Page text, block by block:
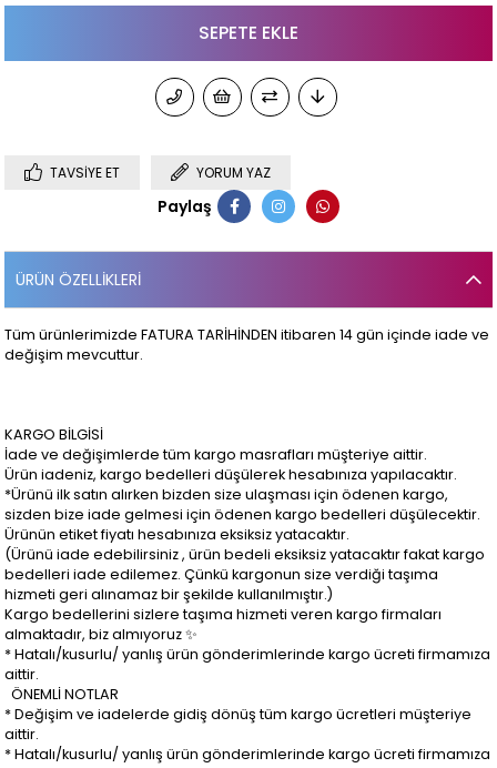
TAVSIYE ET YORUM YAZ
Paylaş
ÜRÜN ÖZELLIKLERI
Tüm ürünlerimizde FATURA TARİHİNDEN itibaren 14 gün içinde iade ve
değişim mevcuttur.
KARGO BİLGİSİ
İade ve değişimlerde tüm kargo masrafları müşteriye aittir.
Ürün iadeniz, kargo bedelleri düşülerek hesabınıza yapılacaktır.
*Ürünü ilk satın alırken bizden size ulaşması için ödenen kargo,
sizden bize iade gelmesi için ödenen kargo bedelleri düşülecektir.
Ürünün etiket fiyatı hesabınıza eksiksiz yatacaktır.
(Ürünü iade edebilirsiniz , ürün bedeli eksiksiz yatacaktır fakat kargo
bedelleri iade edilemez. Çünkü kargonun size verdiği taşıma
hizmeti geri alınamaz bir şekilde kullanılmıştır.)
Kargo bedellerini sizlere taşıma hizmeti veren kargo firmaları
almaktadır, biz almıyoruz ✨
* Hatalı/kusurlu/ yanlış ürün gönderimlerinde kargo ücreti firmamıza
aittir.
ÖNEMLİ NOTLAR
* Değişim ve iadelerde gidiş dönüş tüm kargo ücretleri müşteriye
aittir.
* Hatalı/kusurlu/ yanlış ürün gönderimlerinde kargo ücreti firmamıza